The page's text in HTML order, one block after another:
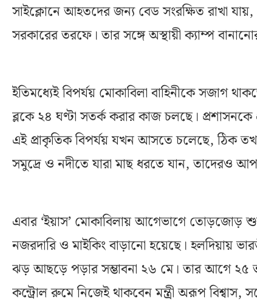
সাইক্লোনে আহতদের জন্য বেড সংরক্ষিত রাখা
সরকারের তরফে। তার সঙ্গে অস্থায়ী ক্যাম্প
ইতিমধ্যেই বিপর্যয় মোকাবিলা বাহিনীকে সজাগ
ব্লকে ২৪ ঘণ্টা সতর্ক করার কাজ চলছে। প্রশাসনকে
এই প্রাকৃতিক বিপর্যয় যখন আসতে চলেছে, ঠিক
সমুদ্রে ও নদীতে যারা মাছ ধরতে যান, তাদেরও
এবার ‘ইয়াস’ মোকাবিলায় আগেভাগে তোড়জোড়
নজরদারি ও মাইকিং বাড়ানো হয়েছে। হলদিয়ায়
ঝড় আছড়ে পড়ার সম্ভাবনা ২৬ মে। তার আগে ২৫
কন্ট্রোল রুমে নিজেই থাকবেন মন্ত্রী অরূপ বিশ্বাস,